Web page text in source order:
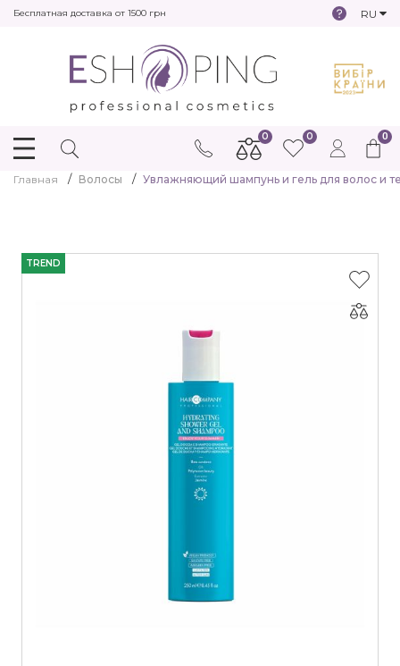
Бесплатная доставка от 1500 грн RU
0
0 0
Главная Волосы Увлажняющий шампунь и гель для волос и
TREND